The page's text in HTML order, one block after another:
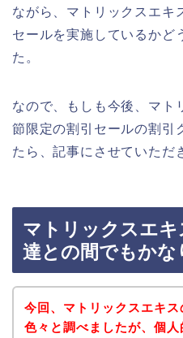
ながら、マトリックスエキ
セールを実施しているかど
た。
なので、もしも今後、マト
節限定の割引セールの割引
たら、記事にさせていただ
マトリックスエ
達との間でもかな
今回、マトリックスエキス
色々と調べましたが、個人